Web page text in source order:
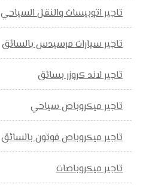
تاجير اتوبيسات والنقل السياحي
تاجير سيارات مرسيدس بالسائق
تاجير لاند كروزر بسائق
تاجير ميكروباص سياحي
تاجير ميكروباص فوتون بالسائق
تاجير ميكروباصات